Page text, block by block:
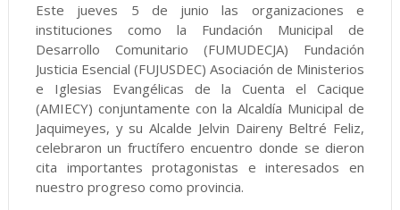
Este jueves 5 de junio las organizaciones e
instituciones como la Fundación Municipal de
Desarrollo Comunitario (FUMUDECJA) Fundación
Justicia Esencial (FUJUSDEC) Asociación de Ministerios
e Iglesias Evangélicas de la Cuenta el Cacique
(AMIECY) conjuntamente con la Alcaldía Municipal de
Jaquimeyes, y su Alcalde Jelvin Daireny Beltré Feliz,
celebraron un fructífero encuentro donde se dieron
cita importantes protagonistas e interesados en
nuestro progreso como provincia.